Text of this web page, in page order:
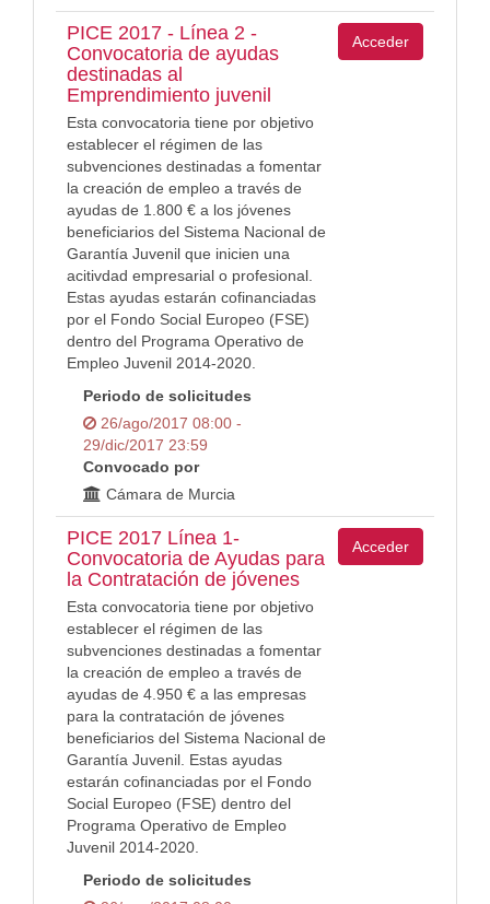
PICE 2017 - Línea 2 -
Convocatoria de ayudas
destinadas al
Emprendimiento juvenil
Esta convocatoria tiene por objetivo
establecer el régimen de las
subvenciones destinadas a fomentar
la creación de empleo a través de
ayudas de 1.800 € a los jóvenes
beneficiarios del Sistema Nacional de
Garantía Juvenil que inicien una
acitivdad empresarial o profesional.
Estas ayudas estarán cofinanciadas
por el Fondo Social Europeo (FSE)
dentro del Programa Operativo de
Empleo Juvenil 2014-2020.
Periodo de solicitudes
26/ago/2017 08:00 -
29/dic/2017 23:59
Convocado por
Cámara de Murcia
Acceder
PICE 2017 Línea 1-
Convocatoria de Ayudas para
la Contratación de jóvenes
Esta convocatoria tiene por objetivo
establecer el régimen de las
subvenciones destinadas a fomentar
la creación de empleo a través de
ayudas de 4.950 € a las empresas
para la contratación de jóvenes
beneficiarios del Sistema Nacional de
Garantía Juvenil. Estas ayudas
estarán cofinanciadas por el Fondo
Social Europeo (FSE) dentro del
Programa Operativo de Empleo
Juvenil 2014-2020.
Periodo de solicitudes
Acceder